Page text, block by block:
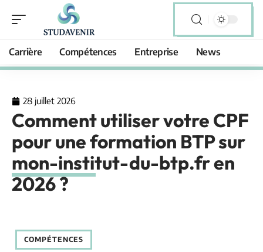
Carrière Compétences Entreprise News
28 juillet 2026
Comment utiliser votre CPF
pour une formation BTP sur
mon-institut-du-btp.fr en
2026 ?
COMPÉTENCES